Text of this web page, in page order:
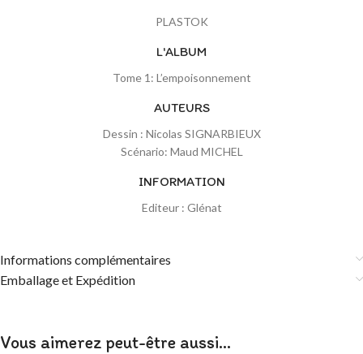
PLASTOK
L'ALBUM
Tome 1: L’empoisonnement
AUTEURS
Dessin : Nicolas SIGNARBIEUX
Scénario: Maud MICHEL
INFORMATION
Editeur : Glénat
Informations complémentaires
Emballage et Expédition
Vous aimerez peut-être aussi…